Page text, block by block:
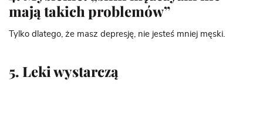
mają takich problemów”
Tylko dlatego, że masz depresję, nie jesteś mniej męski.
5. Leki wystarczą